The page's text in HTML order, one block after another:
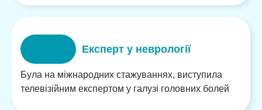
Експерт у неврології
Була на міжнародних стажуваннях, виступила
телевізійним експертом у галузі головних болей